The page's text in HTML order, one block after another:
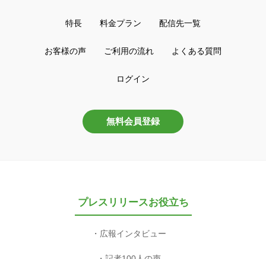
特長 料金プラン 配信先一覧
お客様の声 ご利用の流れ よくある質問
ログイン
無料会員登録
プレスリリースお役立ち
広報インタビュー